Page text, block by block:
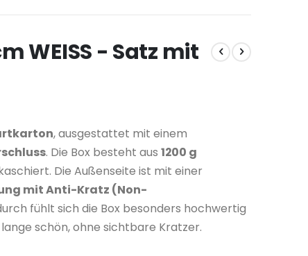
WEISS - Satz mit
, ausgestattet mit einem
. Die Box besteht aus1200 g
Die Außenseite ist mit einer
mit Anti-Kratz (Non-
fühlt sich die Box besonders hochwertig
schön, ohne sichtbare Kratzer.